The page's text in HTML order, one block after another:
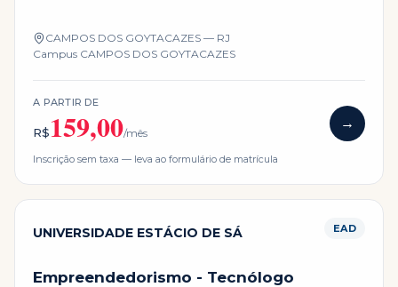
CAMPOS DOS GOYTACAZES — RJ
Campus CAMPOS DOS GOYTACAZES
A PARTIR DE
R$159,00/mês
→
Inscrição sem taxa — leva ao formulário de matrícula
UNIVERSIDADE ESTÁCIO DE SÁ EAD
Empreendedorismo - Tecnólogo